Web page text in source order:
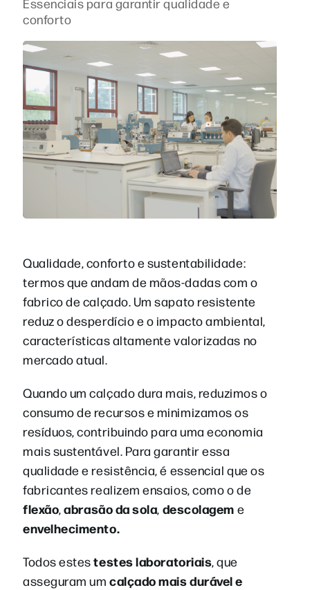
conforto
Qualidade, conforto e sustentabilidade:
termos que andam de mãos-dadas com o
fabrico de calçado. Um sapato resistente
reduz o desperdício e o impacto ambiental,
características altamente valorizadas no
mercado atual.
Quando um calçado dura mais, reduzimos o
consumo de recursos e minimizamos os
resíduos, contribuindo para uma economia
mais sustentável. Para garantir essa
qualidade e resistência, é essencial que os
fabricantes realizem ensaios, como o de
flexão,abrasão da sola, descolagem e
envelhecimento.
Todos estestestes laboratoriais, que
asseguram umcalçado mais durável e